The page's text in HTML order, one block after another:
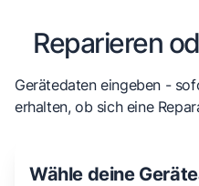
Reparieren
Gerätedaten eingeben -
erhalten, ob sich eine
Wähle deine